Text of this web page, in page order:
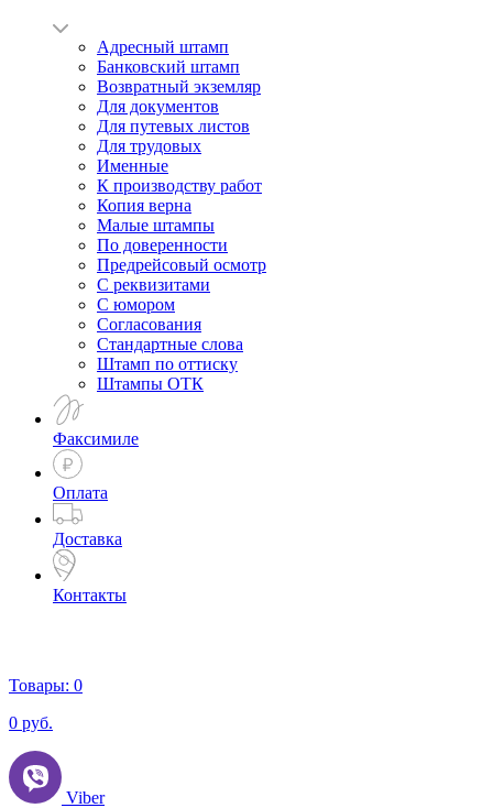
Адресный штамп
Банковский штамп
Возвратный экземляр
Для документов
Для путевых листов
Для трудовых
Именные
К производству работ
Копия верна
Малые штампы
По доверенности
Предрейсовый осмотр
С реквизитами
С юмором
Согласования
Стандартные слова
Штамп по оттиску
Штампы ОТК
Факсимиле
Оплата
Доставка
Контакты
Товары: 0
0 руб.
Viber